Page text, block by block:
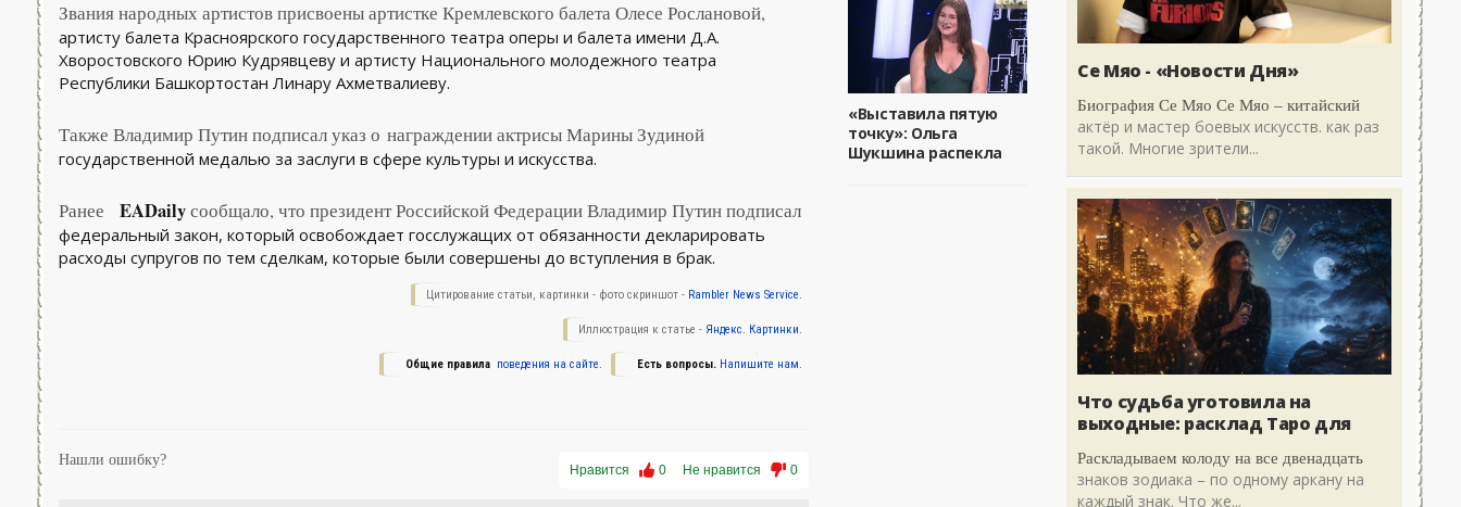
Звания народных артистов присвоены артистке Кремлевского балета Олесе Рослановой,
артисту балета Красноярского государственного театра оперы и балета имени Д.А.
Хворостовского Юрию Кудрявцеву и артисту Национального молодежного театра
Республики Башкортостан Линару Ахметвалиеву.
Также Владимир Путин подписал указ о награждении актрисы Марины Зудиной
государственной медалью за заслуги в сфере культуры и искусства.
Ранее EADailyсообщало, что президент Российской Федерации Владимир Путин подписал
федеральный закон, который освобождает госслужащих от обязанности декларировать
расходы супругов по тем сделкам, которые были совершены до вступления в брак.
Цитирование статьи, картинки - фото скриншот - Rambler News Service.
Иллюстрация к статье - Яндекс. Картинки.
Есть вопросы. Напишите нам.
Общие правила поведения на сайте.
Нравится 0 Не нравится 0
Нашли ошибку?
«Выставила пятую
точку»: Ольга
Шукшина распекла
Се Мяо - «Новости Дня»
Биография Се Мяо Се Мяо – китайский
актёр и мастер боевых искусств. как раз
такой. Многие зрители...
Что судьба уготовила на
выходные: расклад Таро для
Раскладываем колоду на все двенадцать
знаков зодиака – по одному аркану на
каждый знак. Что же...